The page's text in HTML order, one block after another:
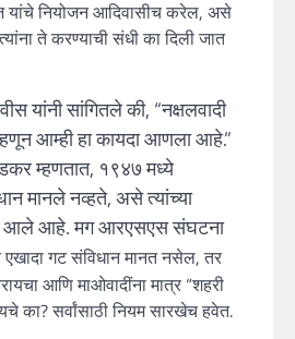
नियोजन आदिवासीच करेल, असे
ते करण्याची संधी का दिली जात
यांनी सांगितले की, “नक्षलवादी
आम्ही हा कायदा आणला आहे.”
म्हणतात, १९४७ मध्ये
मानले नव्हते, असे त्यांच्या
आले आहे. मग आरएसएस संघटना
गट संविधान मानत नसेल, तर
आणि माओवादींना मात्र “शहरी
का? सर्वांसाठी नियम सारखेच हवेत.